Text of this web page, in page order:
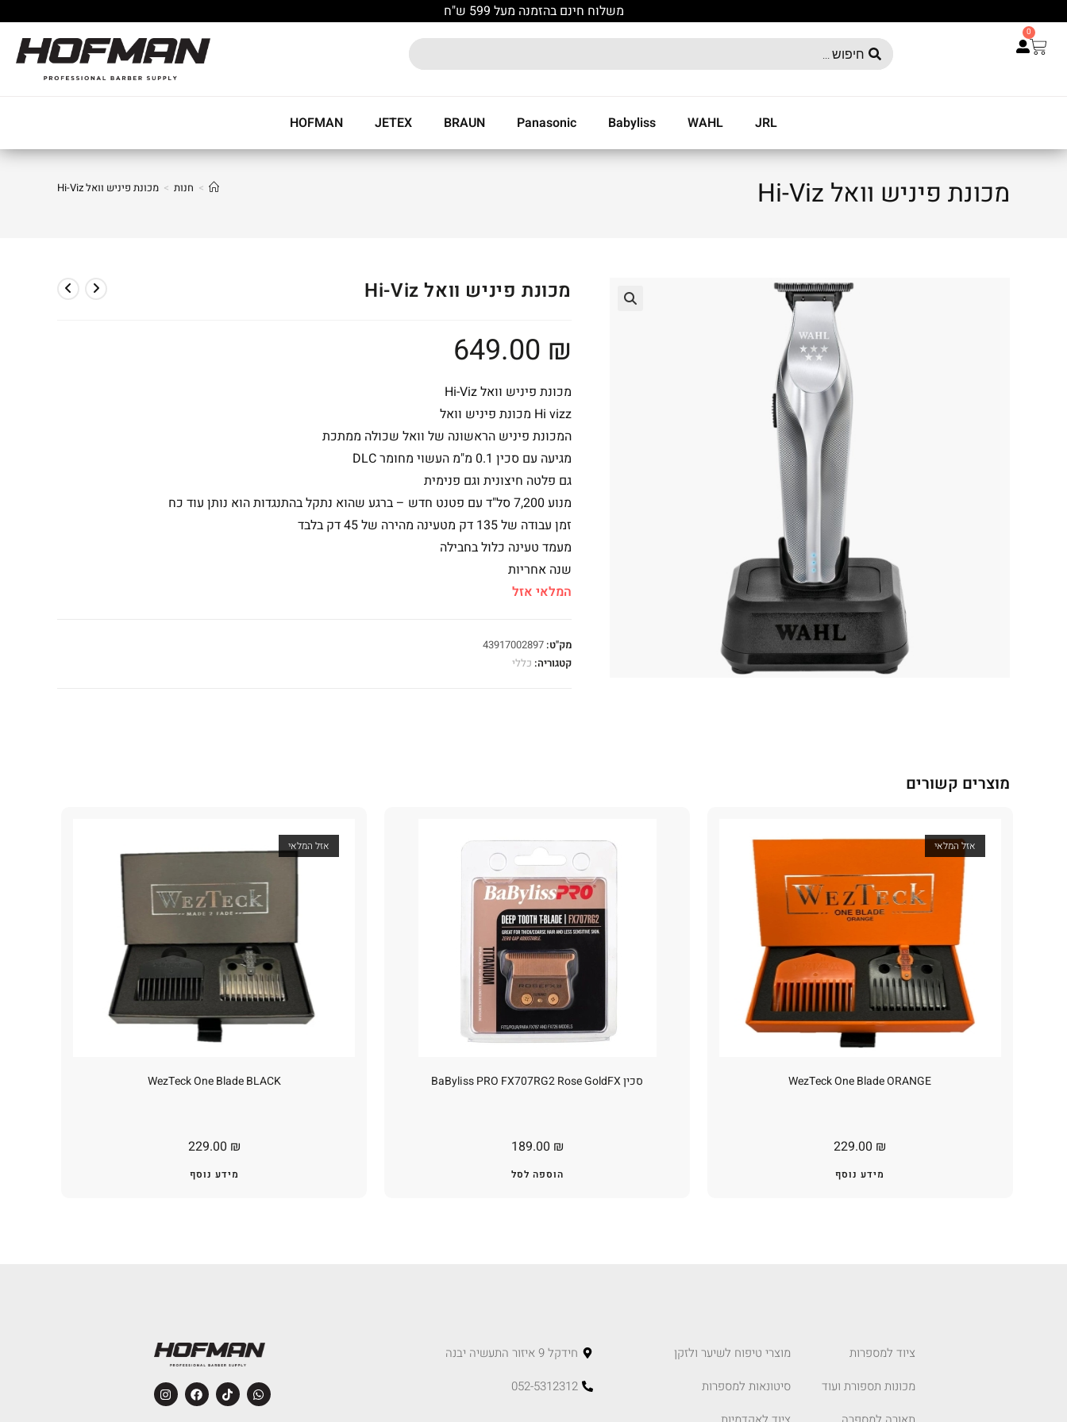
משלוח חינם בהזמנה מעל 599 ש"ח
0
JRL
WAHL
Babyliss
Panasonic
BRAUN
JETEX
HOFMAN
מכונת פיניש וואל Hi-Viz > חנות > מכונת פיניש וואל Hi-Viz
מכונת פיניש וואל Hi-Viz
649.00 ₪
מכונת פיניש וואל Hi-Viz
Hi vizz מכונת פיניש וואל
המכונת פיניש הראשונה של וואל שכולה ממתכת
מגיעה עם סכין 0.1 מ"מ העשוי מחומר DLC
גם פלטה חיצונית וגם פנימית
מנוע 7,200 סל"ד עם פטנט חדש – ברגע שהוא נתקל בהתנגדות הוא נותן עוד כח
זמן עבודה של 135 דק מטעינה מהירה של 45 דק בלבד
מעמד טעינה כלול בחבילה
שנה אחריות
המלאי אזל
מק"ט: 43917002897
קטגוריה: כללי
מוצרים קשורים
אזל המלאי
WezTeck One Blade BLACK
229.00 ₪
מידע נוסף
סכין BaByliss PRO FX707RG2 Rose GoldFX
189.00 ₪
הוספה לסל
אזל המלאי
WezTeck One Blade ORANGE
229.00 ₪
מידע נוסף
ציוד למספרות
מכונות תספורת ועוד
מוצרי טיפוח לשיער ולזקן
סיטונאות למספרות
חידקל 9 איזור התעשיה יבנה
052-5312312